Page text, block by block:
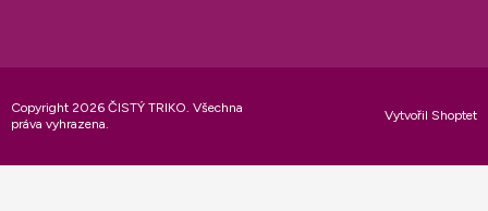
Vytvořil Shoptet
Copyright 2026 ČISTÝ TRIKO. Všechna
práva vyhrazena.